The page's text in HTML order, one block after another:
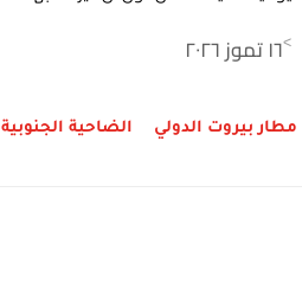
>١٦ تموز ٢٠٢٦
مطار بيروت الدولي الضاحية الجنوبية